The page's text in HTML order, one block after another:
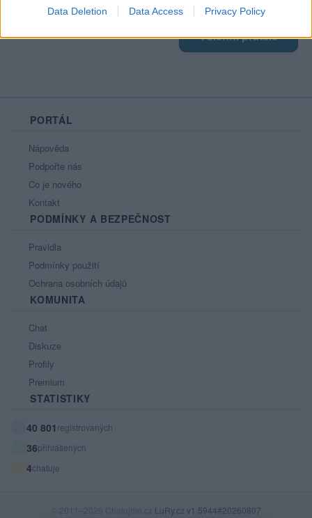
Data Deletion Data Access Privacy Policy
Všichni přátelé
PORTÁL
Nápověda
Podpořte nás
Co je nového
Kontakt
PODMÍNKY A BEZPEČNOST
Pravidla
Podmínky použití
Ochrana osobních údajů
KOMUNITA
Chat
Diskuze
Profily
Premium
STATISTIKY
40 801 registrovaných
36přihlášených
4chatuje
© 2011–2026 Chatujme.cz LuRy.cz v1.5944#20260807